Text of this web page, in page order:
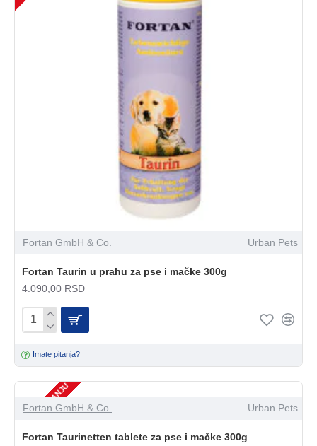
Fortan GmbH & Co. Urban Pets
Fortan Taurin u prahu za pse i mačke 300g
4.090,00 RSD
Imate pitanja?
NEMA NA STANJU
Fortan GmbH & Co. Urban Pets
Fortan Taurinetten tablete za pse i mačke 300g